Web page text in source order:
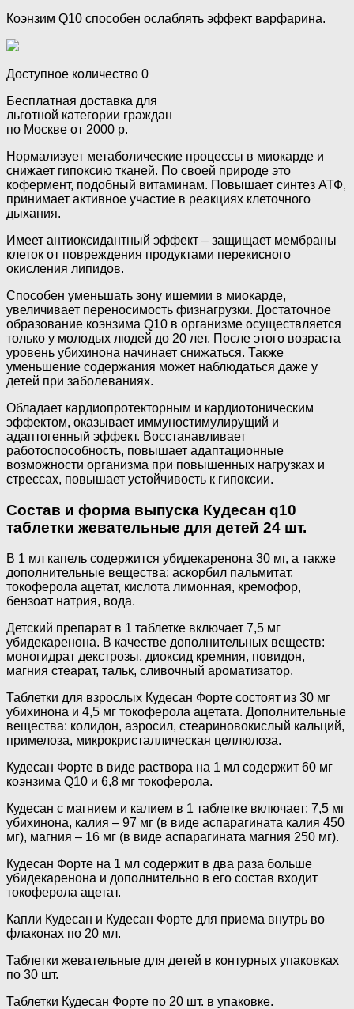
Коэнзим Q10 способен ослаблять эффект варфарина.
Доступное количество 0
Бесплатная доставка для
льготной категории граждан
по Москве от 2000 р.
Нормализует метаболические процессы в миокарде и
снижает гипоксию тканей. По своей природе это
кофермент, подобный витаминам. Повышает синтез АТФ,
принимает активное участие в реакциях клеточного
дыхания.
Имеет антиоксидантный эффект – защищает мембраны
клеток от повреждения продуктами перекисного
окисления липидов.
Способен уменьшать зону ишемии в миокарде,
увеличивает переносимость физнагрузки. Достаточное
образование коэнзима Q10 в организме осуществляется
только у молодых людей до 20 лет. После этого возраста
уровень убихинона начинает снижаться. Также
уменьшение содержания может наблюдаться даже у
детей при заболеваниях.
Обладает кардиопротекторным и кардиотоническим
эффектом, оказывает иммуностимулирущий и
адаптогенный эффект. Восстанавливает
работоспособность, повышает адаптационные
возможности организма при повышенных нагрузках и
стрессах, повышает устойчивость к гипоксии.
Состав и форма выпуска Кудесан q10
таблетки жевательные для детей 24 шт.
В 1 мл капель содержится убидекаренона 30 мг, а также
дополнительные вещества: аскорбил пальмитат,
токоферола ацетат, кислота лимонная, кремофор,
бензоат натрия, вода.
Детский препарат в 1 таблетке включает 7,5 мг
убидекаренона. В качестве дополнительных веществ:
моногидрат декстрозы, диоксид кремния, повидон,
магния стеарат, тальк, сливочный ароматизатор.
Таблетки для взрослых Кудесан Форте состоят из 30 мг
убихинона и 4,5 мг токоферола ацетата. Дополнительные
вещества: колидон, аэросил, стеариновокислый кальций,
примелоза, микрокристаллическая целлюлоза.
Кудесан Форте в виде раствора на 1 мл содержит 60 мг
коэнзима Q10 и 6,8 мг токоферола.
Кудесан с магнием и калием в 1 таблетке включает: 7,5 мг
убихинона, калия – 97 мг (в виде аспарагината калия 450
мг), магния – 16 мг (в виде аспарагината магния 250 мг).
Кудесан Форте на 1 мл содержит в два раза больше
убидекаренона и дополнительно в его состав входит
токоферола ацетат.
Капли Кудесан и Кудесан Форте для приема внутрь во
флаконах по 20 мл.
Таблетки жевательные для детей в контурных упаковках
по 30 шт.
Таблетки Кудесан Форте по 20 шт. в упаковке.